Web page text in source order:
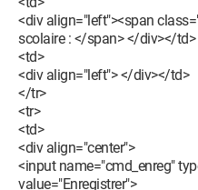
<div align="left"><span
scolaire : </span> </div></td>
<td>
<div align="left"> </div></td>
</tr>
<tr>
<td>
<div align="center">
<input name="cmd_enreg"
value="Enregistrer">